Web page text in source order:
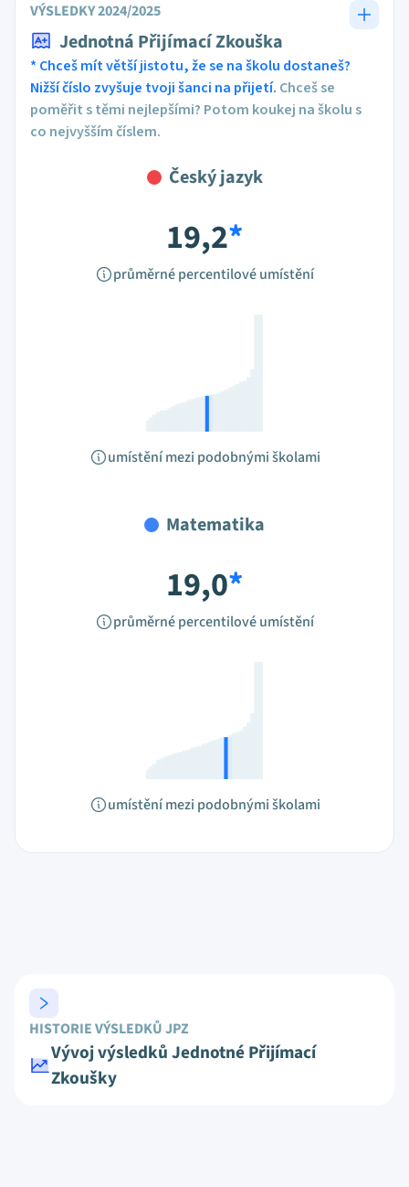
VÝSLEDKY 2024/2025
Jednotná Přijímací Zkouška
* Chceš mít větší jistotu, že se na školu dostaneš?
Nižší číslo zvyšuje tvoji šanci na přijetí. Chceš se
poměřit s těmi nejlepšími? Potom koukej na školu s
co nejvyšším číslem.
Český jazyk
19,2*
průměrné percentilové umístění
umístění mezi podobnými školami
Matematika
19,0*
průměrné percentilové umístění
umístění mezi podobnými školami
HISTORIE VÝSLEDKŮ JPZ
Vývoj výsledků Jednotné Přijímací
Zkoušky